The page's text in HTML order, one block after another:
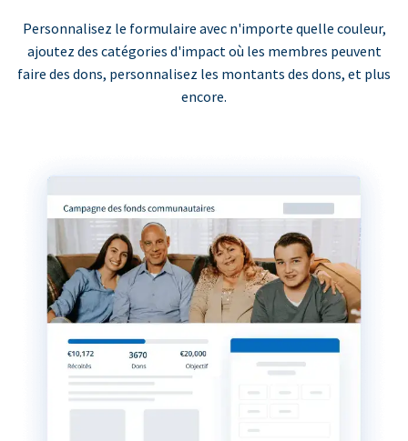
Personnalisez le formulaire avec n'importe quelle couleur,
ajoutez des catégories d'impact où les membres peuvent
faire des dons, personnalisez les montants des dons, et plus
encore.